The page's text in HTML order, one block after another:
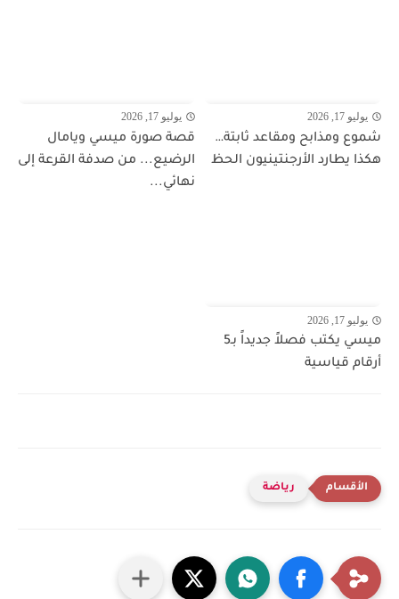
يوليو 17, 2026
شموع ومذابح ومقاعد ثابتة…
هكذا يطارد الأرجنتينيون الحظ
يوليو 17, 2026
قصة صورة ميسي ويامال
الرضيع... من صدفة القرعة إلى
نهائي...
يوليو 17, 2026
ميسي يكتب فصلاً جديداً بـ5
أرقام قياسية
رياضة